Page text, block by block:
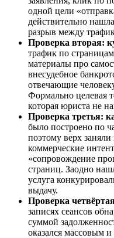
одной цели
действительно
разрыв между
Проверка вторая:
трафик по
материалы про
внесудебное
отвечающие
Формально целевая
которая юриста не
Проверка третья:
было построено по
поэтому верх
коммерческие
«сопровождение
страниц. Заодно
услуга
выдачу.
Проверка
записях сеансов
суммой
оказался массовым